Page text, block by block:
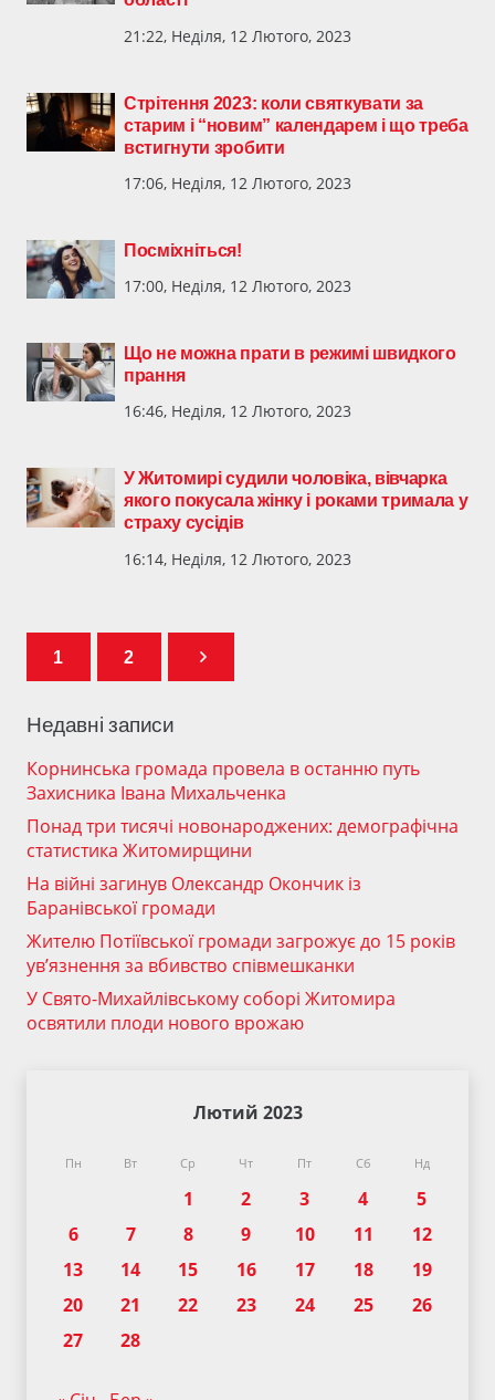
21:22, Неділя, 12 Лютого, 2023
Стрітення 2023: коли святкувати за
старим і “новим” календарем і що треба
встигнути зробити
17:06, Неділя, 12 Лютого, 2023
Посміхніться!
17:00, Неділя, 12 Лютого, 2023
Що не можна прати в режимі швидкого
прання
16:46, Неділя, 12 Лютого, 2023
У Житомирі судили чоловіка, вівчарка
якого покусала жінку і роками тримала у
страху сусідів
16:14, Неділя, 12 Лютого, 2023
1 2
Недавні записи
Корнинська громада провела в останню путь
Захисника Івана Михальченка
Понад три тисячі новонароджених: демографічна
статистика Житомирщини
На війні загинув Олександр Окончик із
Баранівської громади
Жителю Потіївської громади загрожує до 15 років
ув’язнення за вбивство співмешканки
У Свято-Михайлівському соборі Житомира
освятили плоди нового врожаю
Лютий 2023
Пн Вт Ср Чт Пт Сб Нд
1 2 3 4
5
6
7 8 9 10 11
12
13
14 15 16 17 18
19
20
21 22 23 24 25
26
27
28